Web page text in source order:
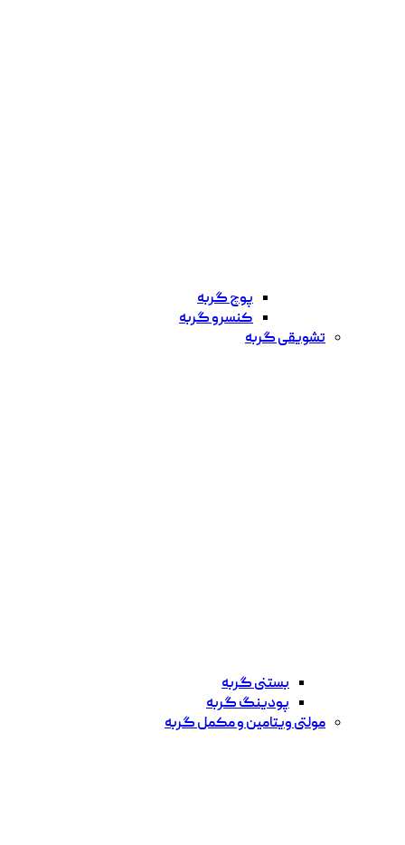
پوچ گربه
کنسرو گربه
تشویقی گربه
بستنی گربه
پودینگ گربه
مولتی ویتامین و مکمل گربه